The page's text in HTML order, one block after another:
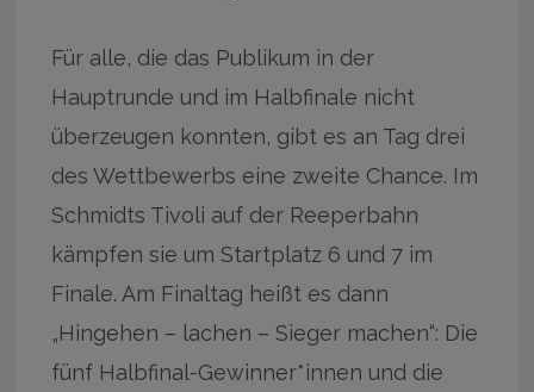
Für alle, die das Publikum in der
Hauptrunde und im Halbfinale nicht
überzeugen konnten, gibt es an Tag drei
des Wettbewerbs eine zweite Chance. Im
Schmidts Tivoli auf der Reeperbahn
kämpfen sie um Startplatz 6 und 7 im
Finale. Am Finaltag heißt es dann
„Hingehen – lachen – Sieger machen“: Die
fünf Halbfinal-Gewinner*innen und die